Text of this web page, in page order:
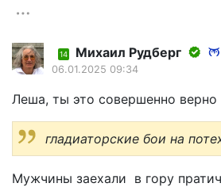
14 Михаил Рудберг
06.01.2025 09:34
Леша, ты это совершенно верно
гладиаторские бои на
Мужчины заехали в гору